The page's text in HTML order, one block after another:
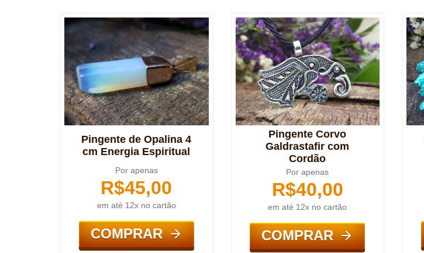
Pingente de Opalina 4
cm Energia Espiritual
Por apenas
R$45,00
em até 12x no cartão
COMPRAR
Pingente Corvo
Galdrastafir com
Cordão
Por apenas
R$40,00
em até 12x no cartão
COMPRAR